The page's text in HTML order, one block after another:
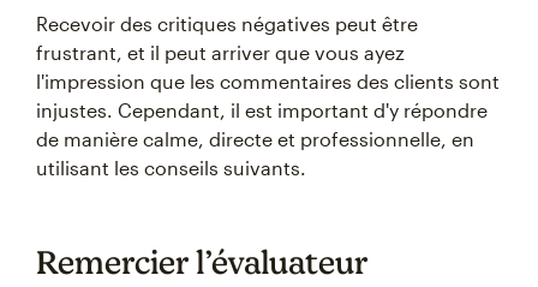
Recevoir des critiques négatives peut être
frustrant, et il peut arriver que vous ayez
l'impression que les commentaires des clients sont
injustes. Cependant, il est important d'y répondre
de manière calme, directe et professionnelle, en
utilisant les conseils suivants.
Remercier l’évaluateur